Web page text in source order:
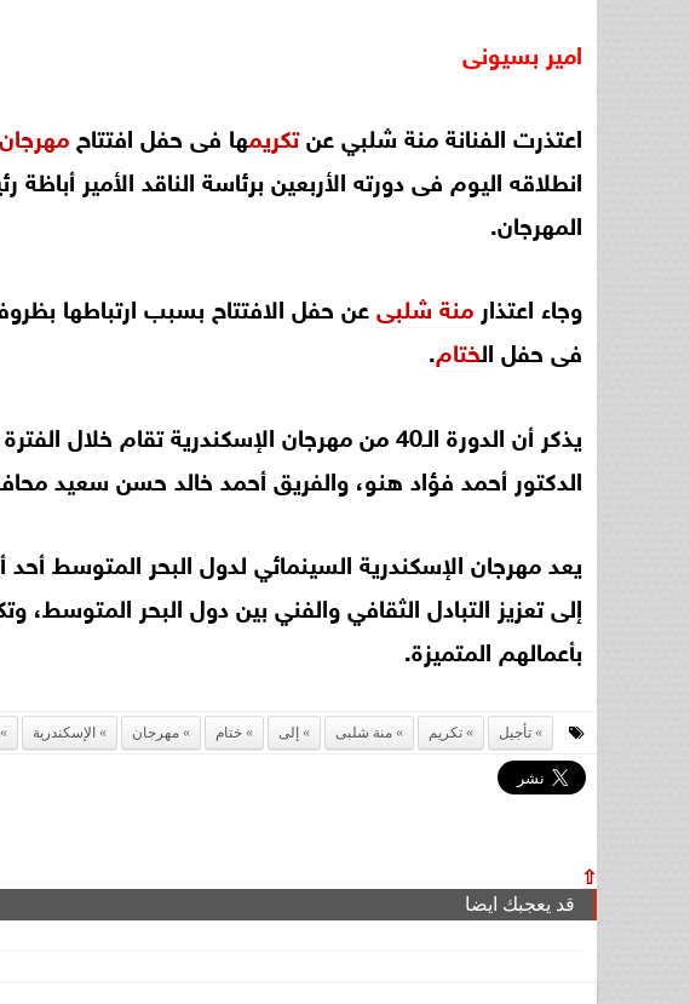
امير بسيونى
اعتذرت الفنانة منة شلبي عنتكريمها فى حفل افتتاحمهرجان
انطلاقه اليوم فى دورته الأربعين برئاسة الناقد الأمير
المهرجان.
وجاء اعتذار منة شلبىعن حفل الافتتاح بسبب ارتباطها
فى حفل الختام.
يذكر أن الدورة الـ40 من مهرجان الإسكندرية تقام خلال الفترة من 1
الدكتور أحمد فؤاد هنو، والفريق أحمد خالد حسن سعيد
يعد مهرجان الإسكندرية السينمائي لدول البحر المتوسط
إلى تعزيز التبادل الثقافي والفني بين دول البحر المتوسط،
بأعمالهم المتميزة.
تأجيل تكريم منة شلبى إلى ختام مهرجان الإسكندرية
⇧
قد يعجبك ايضا